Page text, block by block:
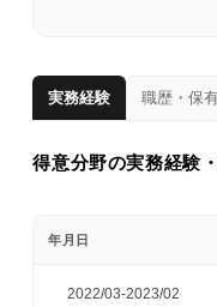
実務経験 職歴・保
得意分野の実務経験
年月日
2022/03-2023/02